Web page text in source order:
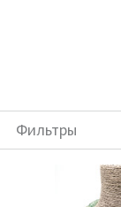
Фильтры